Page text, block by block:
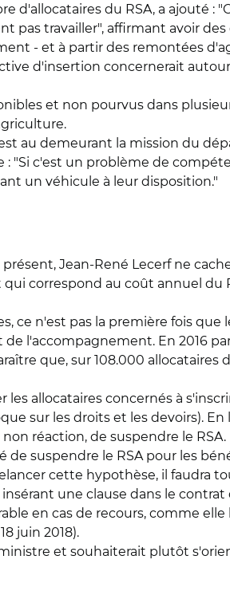
d'allocataires du RSA, a ajouté :
pas travailler", affirmant avoir
- et à partir des remontées
d'insertion concernerait autour
et non pourvus dans
au demeurant la mission du
"Si c'est un problème de
un véhicule à leur disposition."
Jean-René Lecerf ne
correspond au coût annuel du
ce n'est pas la première fois que
l'accompagnement. En 2016
que, sur 108.000 allocataires
allocataires concernés à
sur les droits et les devoirs). En
réaction, de suspendre le RSA.
suspendre le RSA pour les
cette hypothèse, il faudra
une clause dans le
en cas de recours, comme
juin 2018).
et souhaiterait plutôt